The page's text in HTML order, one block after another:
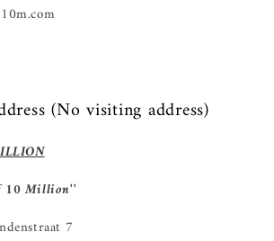
(No visiting address)
10 Million''
7